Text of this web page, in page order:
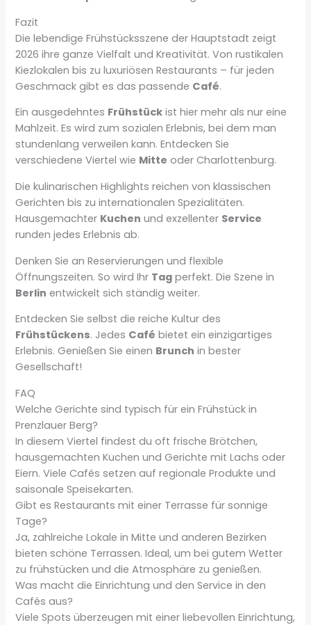
Fazit
Die lebendige Frühstücksszene der Hauptstadt zeigt
2026 ihre ganze Vielfalt und Kreativität. Von rustikalen
Kiezlokalen bis zu luxuriösen Restaurants – für jeden
Geschmack gibt es das passende Café.
Ein ausgedehntes Frühstück ist hier mehr als nur eine
Mahlzeit. Es wird zum sozialen Erlebnis, bei dem man
stundenlang verweilen kann. Entdecken Sie
verschiedene Viertel wie Mitte oder Charlottenburg.
Die kulinarischen Highlights reichen von klassischen
Gerichten bis zu internationalen Spezialitäten.
Hausgemachter Kuchen und exzellenter Service
runden jedes Erlebnis ab.
Denken Sie an Reservierungen und flexible
Öffnungszeiten. So wird Ihr Tag perfekt. Die Szene in
Berlin entwickelt sich ständig weiter.
Entdecken Sie selbst die reiche Kultur des
Frühstückens. Jedes Café bietet ein einzigartiges
Erlebnis. Genießen Sie einen Brunch in bester
Gesellschaft!
FAQ
Welche Gerichte sind typisch für ein Frühstück in
Prenzlauer Berg?
In diesem Viertel findest du oft frische Brötchen,
hausgemachten Kuchen und Gerichte mit Lachs oder
Eiern. Viele Cafés setzen auf regionale Produkte und
saisonale Speisekarten.
Gibt es Restaurants mit einer Terrasse für sonnige
Tage?
Ja, zahlreiche Lokale in Mitte und anderen Bezirken
bieten schöne Terrassen. Ideal, um bei gutem Wetter
zu frühstücken und die Atmosphäre zu genießen.
Was macht die Einrichtung und den Service in den
Cafés aus?
Viele Spots überzeugen mit einer liebevollen Einrichtung,